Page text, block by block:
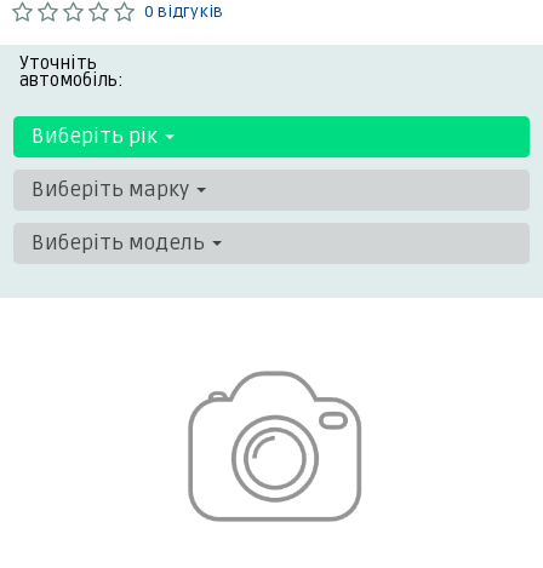
0 відгуків
Уточніть
автомобіль:
Виберіть рік
Виберіть марку
Виберіть модель